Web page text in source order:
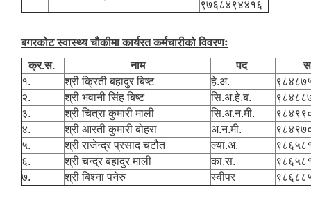
९७६८४९४४१६
बगरकोट स्वास्थ्य चौकीमा कार्यरत कर्मचारीको विवरणः
क्र.स.
नाम पद
१.
श्री क्रिती बहादुर बिष्ट हे.अ.
२.
श्री भवानी सिंह बिष्ट सि.अ.हे.ब.
३.
श्री चित्रा कुमारी माली सि.अ.न.मी.
४.
श्री आरती कुमारी बोहरा अ.न.मी.
५.
श्री राजेन्द्र प्रसाद चटौत ल्या.अ.
६.
श्री चन्द्र बहादुर माली का.स.
७.
श्री बिश्ना पनेरु स्वीपर